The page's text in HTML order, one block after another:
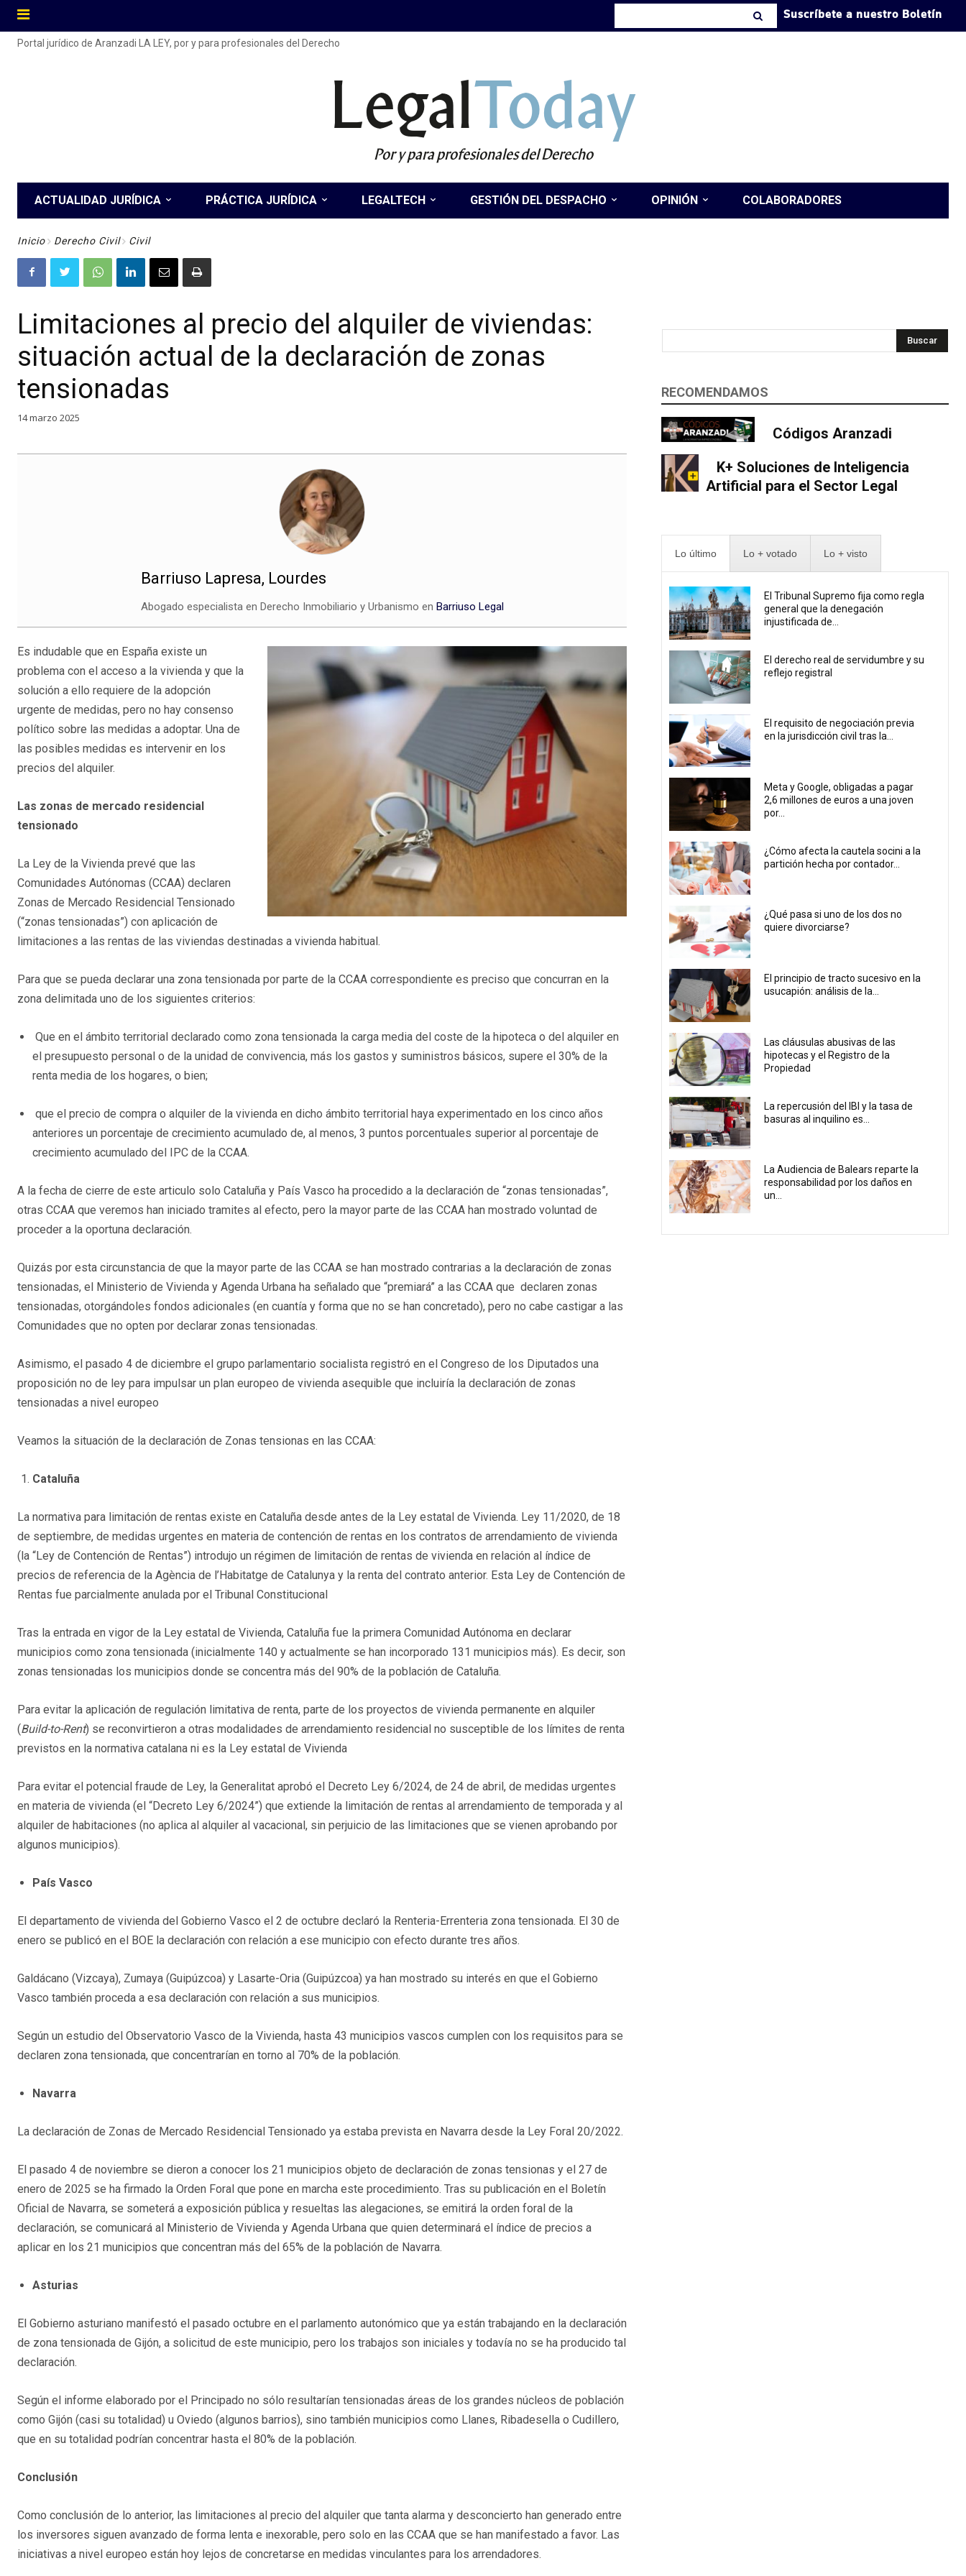
Suscríbete a nuestro Boletín
Portal jurídico de Aranzadi LA LEY, por y para profesionales del Derecho
LegalToday
Por y para profesionales del Derecho
ACTUALIDAD JURÍDICA PRÁCTICA JURÍDICA LEGALTECH GESTIÓN DEL DESPACHO OPINIÓN COLABORADORES
Inicio Derecho Civil Civil
Limitaciones al precio del alquiler de viviendas:
situación actual de la declaración de zonas
tensionadas
14 marzo 2025
Barriuso Lapresa, Lourdes
Abogado especialista en Derecho Inmobiliario y Urbanismo en Barriuso Legal
Es indudable que en España existe un
problema con el acceso a la vivienda y que la
solución a ello requiere de la adopción
urgente de medidas, pero no hay consenso
político sobre las medidas a adoptar. Una de
las posibles medidas es intervenir en los
precios del alquiler.
Las zonas de mercado residencial
tensionado
La Ley de la Vivienda prevé que las
Comunidades Autónomas (CCAA) declaren
Zonas de Mercado Residencial Tensionado
(“zonas tensionadas”) con aplicación de
limitaciones a las rentas de las viviendas destinadas a vivienda habitual.
Para que se pueda declarar una zona tensionada por parte de la CCAA correspondiente es preciso que concurran en la
zona delimitada uno de los siguientes criterios:
Que en el ámbito territorial declarado como zona tensionada la carga media del coste de la hipoteca o del alquiler en
el presupuesto personal o de la unidad de convivencia, más los gastos y suministros básicos, supere el 30% de la
renta media de los hogares, o bien;
que el precio de compra o alquiler de la vivienda en dicho ámbito territorial haya experimentado en los cinco años
anteriores un porcentaje de crecimiento acumulado de, al menos, 3 puntos porcentuales superior al porcentaje de
crecimiento acumulado del IPC de la CCAA.
A la fecha de cierre de este articulo solo Cataluña y País Vasco ha procedido a la declaración de “zonas tensionadas”,
otras CCAA que veremos han iniciado tramites al efecto, pero la mayor parte de las CCAA han mostrado voluntad de
proceder a la oportuna declaración.
Quizás por esta circunstancia de que la mayor parte de las CCAA se han mostrado contrarias a la declaración de zonas
tensionadas, el Ministerio de Vivienda y Agenda Urbana ha señalado que “premiará” a las CCAA que declaren zonas
tensionadas, otorgándoles fondos adicionales (en cuantía y forma que no se han concretado), pero no cabe castigar a las
Comunidades que no opten por declarar zonas tensionadas.
Asimismo, el pasado 4 de diciembre el grupo parlamentario socialista registró en el Congreso de los Diputados una
proposición no de ley para impulsar un plan europeo de vivienda asequible que incluiría la declaración de zonas
tensionadas a nivel europeo
Veamos la situación de la declaración de Zonas tensionas en las CCAA:
Cataluña
La normativa para limitación de rentas existe en Cataluña desde antes de la Ley estatal de Vivienda. Ley 11/2020, de 18
de septiembre, de medidas urgentes en materia de contención de rentas en los contratos de arrendamiento de vivienda
(la “Ley de Contención de Rentas”) introdujo un régimen de limitación de rentas de vivienda en relación al índice de
precios de referencia de la Agència de l’Habitatge de Catalunya y la renta del contrato anterior. Esta Ley de Contención de
Rentas fue parcialmente anulada por el Tribunal Constitucional
Tras la entrada en vigor de la Ley estatal de Vivienda, Cataluña fue la primera Comunidad Autónoma en declarar
municipios como zona tensionada (inicialmente 140 y actualmente se han incorporado 131 municipios más). Es decir, son
zonas tensionadas los municipios donde se concentra más del 90% de la población de Cataluña.
Para evitar la aplicación de regulación limitativa de renta, parte de los proyectos de vivienda permanente en alquiler
(Build-to-Rent) se reconvirtieron a otras modalidades de arrendamiento residencial no susceptible de los límites de renta
previstos en la normativa catalana ni es la Ley estatal de Vivienda
Para evitar el potencial fraude de Ley, la Generalitat aprobó el Decreto Ley 6/2024, de 24 de abril, de medidas urgentes
en materia de vivienda (el “Decreto Ley 6/2024”) que extiende la limitación de rentas al arrendamiento de temporada y al
alquiler de habitaciones (no aplica al alquiler al vacacional, sin perjuicio de las limitaciones que se vienen aprobando por
algunos municipios).
País Vasco
El departamento de vivienda del Gobierno Vasco el 2 de octubre declaró la Renteria-Errenteria zona tensionada. El 30 de
enero se publicó en el BOE la declaración con relación a ese municipio con efecto durante tres años.
Galdácano (Vizcaya), Zumaya (Guipúzcoa) y Lasarte-Oria (Guipúzcoa) ya han mostrado su interés en que el Gobierno
Vasco también proceda a esa declaración con relación a sus municipios.
Según un estudio del Observatorio Vasco de la Vivienda, hasta 43 municipios vascos cumplen con los requisitos para se
declaren zona tensionada, que concentrarían en torno al 70% de la población.
Navarra
La declaración de Zonas de Mercado Residencial Tensionado ya estaba prevista en Navarra desde la Ley Foral 20/2022.
El pasado 4 de noviembre se dieron a conocer los 21 municipios objeto de declaración de zonas tensionas y el 27 de
enero de 2025 se ha firmado la Orden Foral que pone en marcha este procedimiento. Tras su publicación en el Boletín
Oficial de Navarra, se someterá a exposición pública y resueltas las alegaciones, se emitirá la orden foral de la
declaración, se comunicará al Ministerio de Vivienda y Agenda Urbana que quien determinará el índice de precios a
aplicar en los 21 municipios que concentran más del 65% de la población de Navarra.
Asturias
El Gobierno asturiano manifestó el pasado octubre en el parlamento autonómico que ya están trabajando en la declaración
de zona tensionada de Gijón, a solicitud de este municipio, pero los trabajos son iniciales y todavía no se ha producido tal
declaración.
Según el informe elaborado por el Principado no sólo resultarían tensionadas áreas de los grandes núcleos de población
como Gijón (casi su totalidad) u Oviedo (algunos barrios), sino también municipios como Llanes, Ribadesella o Cudillero,
que en su totalidad podrían concentrar hasta el 80% de la población.
Conclusión
Como conclusión de lo anterior, las limitaciones al precio del alquiler que tanta alarma y desconcierto han generado entre
los inversores siguen avanzado de forma lenta e inexorable, pero solo en las CCAA que se han manifestado a favor. Las
iniciativas a nivel europeo están hoy lejos de concretarse en medidas vinculantes para los arrendadores.
Buscar
RECOMENDAMOS
Códigos Aranzadi
K+ Soluciones de Inteligencia
Artificial para el Sector Legal
Lo último Lo + votado Lo + visto
El Tribunal Supremo fija como regla
general que la denegación
injustificada de...
El derecho real de servidumbre y su
reflejo registral
El requisito de negociación previa
en la jurisdicción civil tras la...
Meta y Google, obligadas a pagar
2,6 millones de euros a una joven
por...
¿Cómo afecta la cautela socini a la
partición hecha por contador...
¿Qué pasa si uno de los dos no
quiere divorciarse?
El principio de tracto sucesivo en la
usucapión: análisis de la...
Las cláusulas abusivas de las
hipotecas y el Registro de la
Propiedad
La repercusión del IBI y la tasa de
basuras al inquilino es...
La Audiencia de Balears reparte la
responsabilidad por los daños en
un...